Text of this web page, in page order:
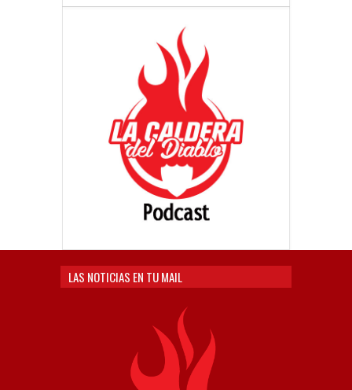
LAS NOTICIAS EN TU MAIL